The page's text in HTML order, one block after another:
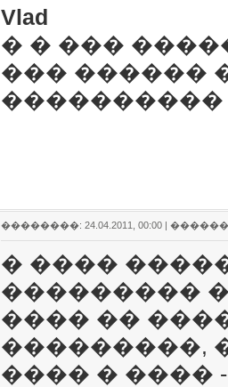
Vlad
� � ���
��� ������
����������
��������: 24.04.2011, 00:00 |
� ����
���������
���� ��
���������,
���� � ����